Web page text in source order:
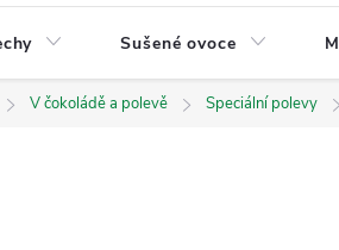
Sušené ovoce
V čokoládě a polevě Speciální polevy